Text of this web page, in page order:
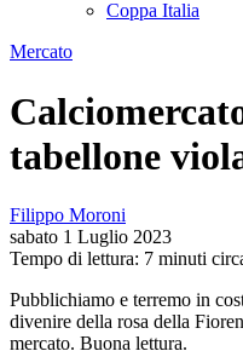
Coppa Italia
Mercato
tabellone
Filippo Moroni
sabato 1 Luglio 2023
Tempo di lettura: 7 minuti
Pubblichiamo e terremo in
divenire della rosa della
mercato. Buona lettura.